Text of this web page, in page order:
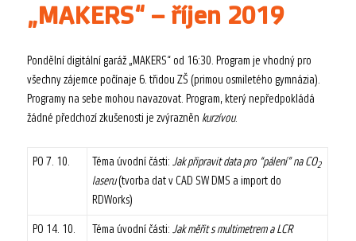
„MAKERS“ – říjen 2019
Pondělní digitální garáž „MAKERS“ od 16:30. Program je vhodný pro
všechny zájemce počínaje 6. třidou ZŠ (primou osmiletého gymnázia).
Programy na sebe mohou navazovat. Program, který nepředpokládá
žádné předchozí zkušenosti je zvýrazněn kurzívou.
PO 7. 10. Téma úvodní části:Jak připravit data pro “pálení” na CO2
laseru(tvorba dat v CAD SW DMS a import do
RDWorks)
PO 14. 10. Téma úvodní části:Jak měřit s multimetrem a LCR